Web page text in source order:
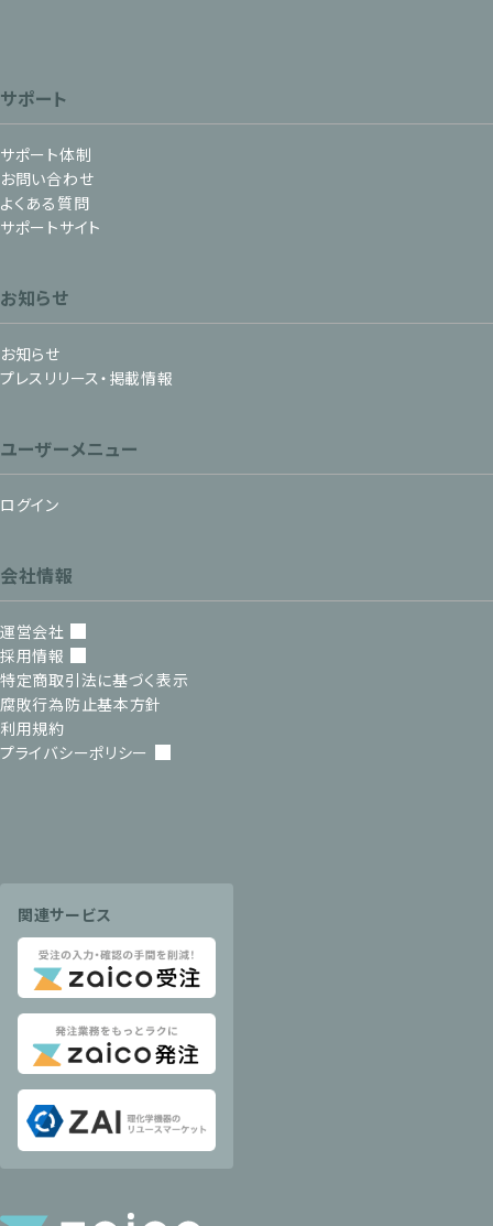
サポート
サポート体制
お問い合わせ
よくある質問
サポートサイト
お知らせ
お知らせ
プレスリリース・掲載情報
ユーザーメニュー
ログイン
会社情報
運営会社
採用情報
特定商取引法に基づく表示
腐敗行為防止基本方針
利用規約
プライバシーポリシー
関連サービス